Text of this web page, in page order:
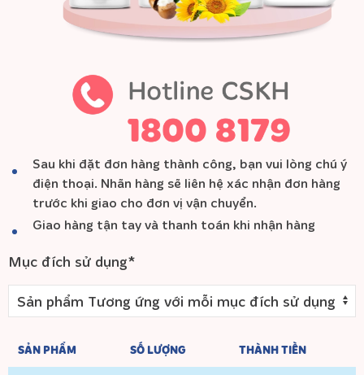
Sau khi đặt đơn hàng thành công, bạn vui lòng chú ý
điện thoại. Nhãn hàng sẽ liên hệ xác nhận đơn hàng
trước khi giao cho đơn vị vận chuyển.
Giao hàng tận tay và thanh toán khi nhận hàng
Mục đích sử dụng*
SẢN PHẨM SỐ LƯỢNG THÀNH TIỀN